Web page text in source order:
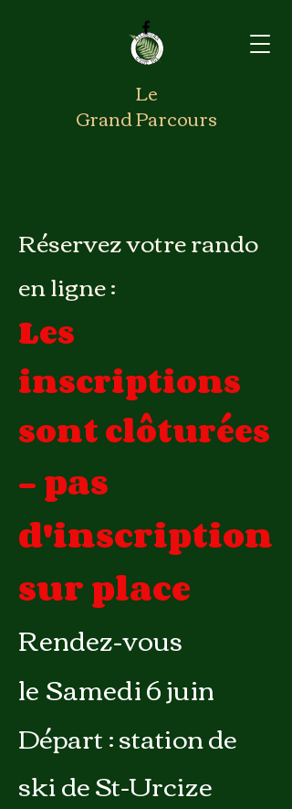
Le
Grand Parcours
Réservez votre rando
en ligne :
Les
inscriptions
sont clôturées
- pas
d'inscription
sur place
Rendez-vous
leSamedi 6 juin
Départ : station de
ski de St-Urcize